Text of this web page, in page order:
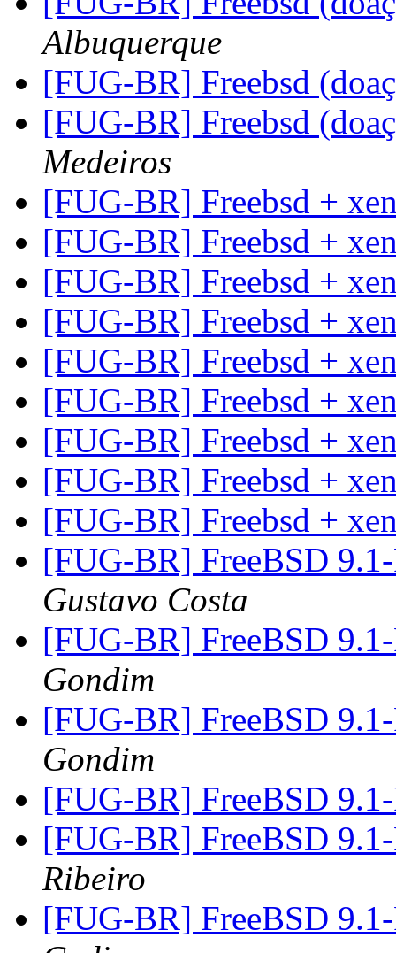
Albuquerque
[FUG-BR] Freebsd
[FUG-BR] Freebsd
Medeiros
[FUG-BR] Freebsd +
[FUG-BR] Freebsd +
[FUG-BR] Freebsd +
[FUG-BR] Freebsd +
[FUG-BR] Freebsd +
[FUG-BR] Freebsd +
[FUG-BR] Freebsd +
[FUG-BR] Freebsd +
[FUG-BR] Freebsd +
[FUG-BR] FreeBSD
Gustavo Costa
[FUG-BR] FreeBSD
Gondim
[FUG-BR] FreeBSD
Gondim
[FUG-BR] FreeBSD
[FUG-BR] FreeBSD
Ribeiro
[FUG-BR] FreeBSD